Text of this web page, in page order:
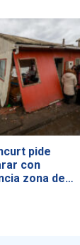
pide
con
zona de…